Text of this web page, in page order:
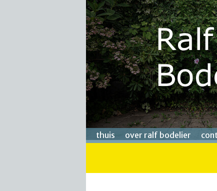
thuis over ralf bodelier